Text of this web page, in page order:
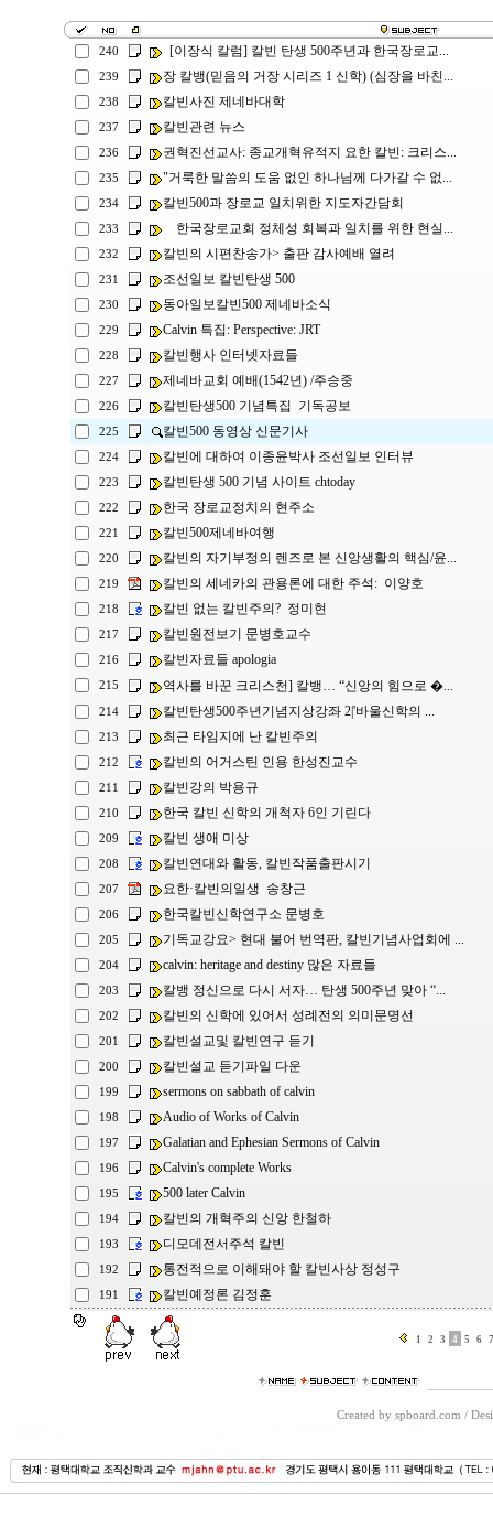
240 [이장식 칼럼] 칼빈 탄생 500주년과 한국장로교...
239 장 칼뱅(믿음의 거장 시리즈 1 신학) (심장을 바친...
238 칼빈사진 제네바대학
237 칼빈관련 뉴스
236 권혁진선교사: 종교개혁유적지 요한 칼빈: 크리스...
235 "거룩한 말씀의 도움 없인 하나님께 다가갈 수 없...
234 칼빈500과 장로교 일치위한 지도자간담회
233 한국장로교회 정체성 회복과 일치를 위한 현실...
232 칼빈의 시편찬송가> 출판 감사예배 열려
231 조선일보 칼빈탄생 500
230 동아일보칼빈500 제네바소식
229 Calvin 특집: Perspective: JRT
228 칼빈행사 인터넷자료들
227 제네바교회 예배(1542년) /주승중
226 칼빈탄생500 기념특집 기독공보
225 칼빈500 동영상 신문기사
224 칼빈에 대하여 이종윤박사 조선일보 인터뷰
223 칼빈탄생 500 기념 사이트 chtoday
222 한국 장로교정치의 현주소
221 칼빈500제네바여행
220 칼빈의 자기부정의 렌즈로 본 신앙생활의 핵심/윤...
219 칼빈의 세네카의 관용론에 대한 주석: 이양호
218 칼빈 없는 칼빈주의? 정미현
217 칼빈원전보기 문병호교수
216 칼빈자료들 apologia
215 역사를 바꾼 크리스천] 칼뱅… “신앙의 힘으로 �...
214 칼빈탄생500주년기념지상강좌 2|'바울신학의 ...
213 최근 타임지에 난 칼빈주의
212 칼빈의 어거스틴 인용 한성진교수
211 칼빈강의 박용규
210 한국 칼빈 신학의 개척자 6인 기린다
209 칼빈 생애 미상
208 칼빈연대와 활동, 칼빈작품출판시기
207 요한·칼빈의일생 송창근
206 한국칼빈신학연구소 문병호
205 기독교강요> 현대 불어 번역판, 칼빈기념사업회에 ...
204 calvin: heritage and destiny 많은 자료들
203 칼뱅 정신으로 다시 서자… 탄생 500주년 맞아 “...
202 칼빈의 신학에 있어서 성례전의 의미문명선
201 칼빈설교및 칼빈연구 듣기
200 칼빈설교 듣기파일 다운
199 sermons on sabbath of calvin
198 Audio of Works of Calvin
197 Galatian and Ephesian Sermons of Calvin
196 Calvin's complete Works
195 500 later Calvin
194 칼빈의 개혁주의 신앙 한철하
193 디모데전서주석 칼빈
192 통전적으로 이해돼야 할 칼빈사상 정성구
191 칼빈예정론 김정훈
1 2 3 4 5 6 7
Created by spboard.com /